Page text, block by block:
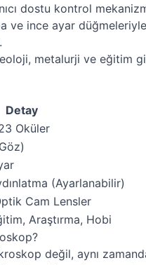
dostu kontrol
ve ince ayar
metalurji ve eğitim
Detay
Oküler
(Ayarlanabilir)
Cam Lensler
Araştırma, Hobi
değil, aynı